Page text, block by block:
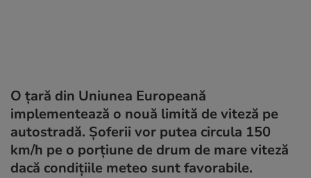
O țară din Uniunea Europeană
implementează o nouă limită de viteză pe
autostradă. Șoferii vor putea circula 150
km/h pe o porțiune de drum de mare viteză
dacă condițiile meteo sunt favorabile.